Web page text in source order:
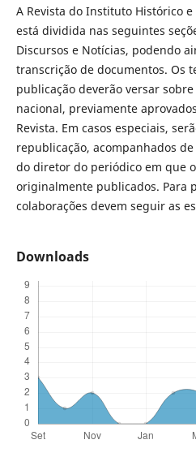
A Revista do Instituto Histórico
está dividida nas seguintes
Discursos e Notícias, podendo
transcrição de documentos. Os
publicação deverão versar
nacional, previamente
Revista. Em casos especiais,
republicação, acompanhados
do diretor do periódico em que
originalmente publicados. Para
colaborações devem seguir as
Downloads